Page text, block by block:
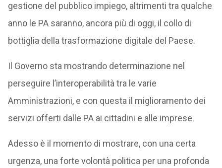
gestione del pubblico impiego, altrimenti tra qualche
anno le PA saranno, ancora più di oggi, il collo di
bottiglia della trasformazione digitale del Paese.
Il Governo sta mostrando determinazione nel
perseguire l’interoperabilità tra le varie
Amministrazioni, e con questa il miglioramento dei
servizi offerti dalle PA ai cittadini e alle imprese.
Adesso è il momento di mostrare, con una certa
urgenza, una forte volontà politica per una profonda